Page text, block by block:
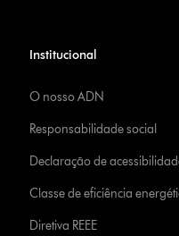
Institucional
O nosso ADN
Responsabilidade social
Declaração de
Classe de eficiência
Diretiva REEE